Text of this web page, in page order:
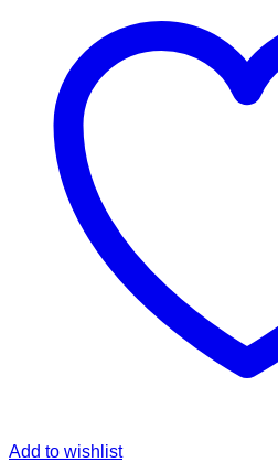
MH
AA
18650
Akku
Ladegerät
21750
18650
21700
Ladegerät
Add to wishlist